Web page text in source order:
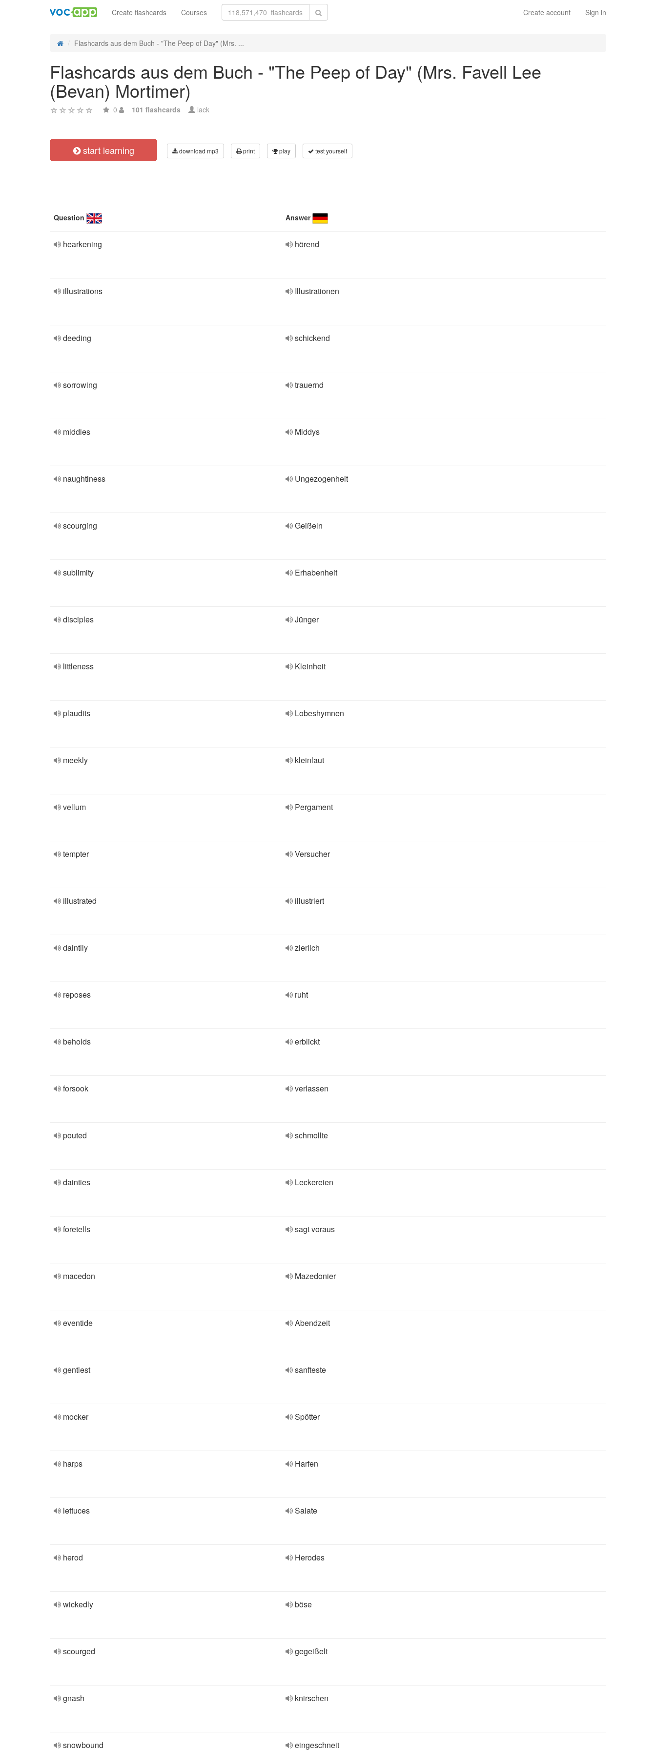
Create account Sign in
Create flashcards Courses
Flashcards aus dem Buch - "The Peep of Day" (Mrs. ...
Flashcards aus dem Buch - "The Peep of Day" (Mrs. Favell Lee
(Bevan) Mortimer)
0 101 flashcards lack
start learning download mp3 print play test yourself
Question Answer
hearkening hörend
illustrations Illustrationen
deeding schickend
sorrowing trauernd
middies Middys
naughtiness Ungezogenheit
scourging Geißeln
sublimity Erhabenheit
disciples Jünger
littleness Kleinheit
plaudits Lobeshymnen
meekly kleinlaut
vellum Pergament
tempter Versucher
illustrated illustriert
daintily zierlich
reposes ruht
beholds erblickt
forsook verlassen
pouted schmollte
dainties Leckereien
foretells sagt voraus
macedon Mazedonier
eventide Abendzeit
gentlest sanfteste
mocker Spötter
harps Harfen
lettuces Salate
herod Herodes
wickedly böse
scourged gegeißelt
gnash knirschen
snowbound eingeschneit